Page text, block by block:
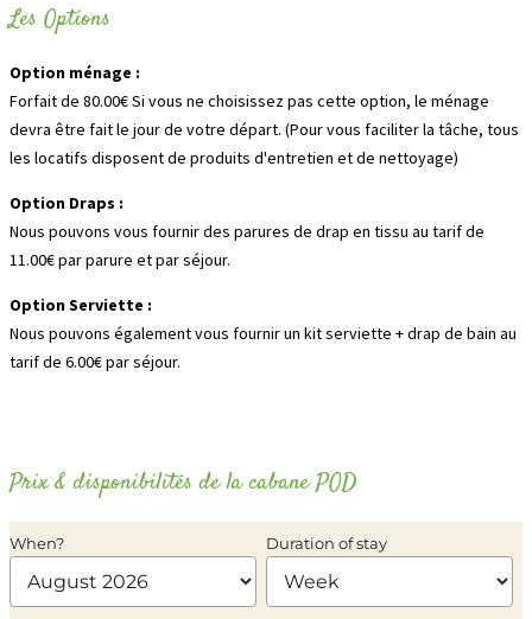
Les Options
Option ménage :
Forfait de 80.00€ Si vous ne choisissez pas cette option, le ménage
devra être fait le jour de votre départ. (Pour vous faciliter la tâche, tous
les locatifs disposent de produits d'entretien et de nettoyage)
Option Draps :
Nous pouvons vous fournir des parures de drap en tissu au tarif de
11.00€ par parure et par séjour.
Option Serviette :
Nous pouvons également vous fournir un kit serviette + drap de bain au
tarif de 6.00€ par séjour.
Prix & disponibilités de la cabane POD